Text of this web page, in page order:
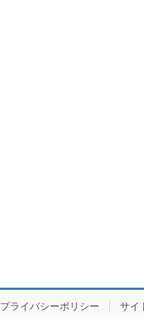
プライバシーポリシー サイ